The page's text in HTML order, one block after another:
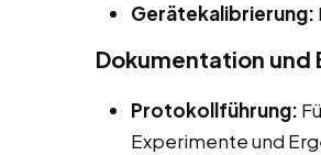
Gerätekalibrierung:
Dokumentation
Protokollführung:
Experimente und